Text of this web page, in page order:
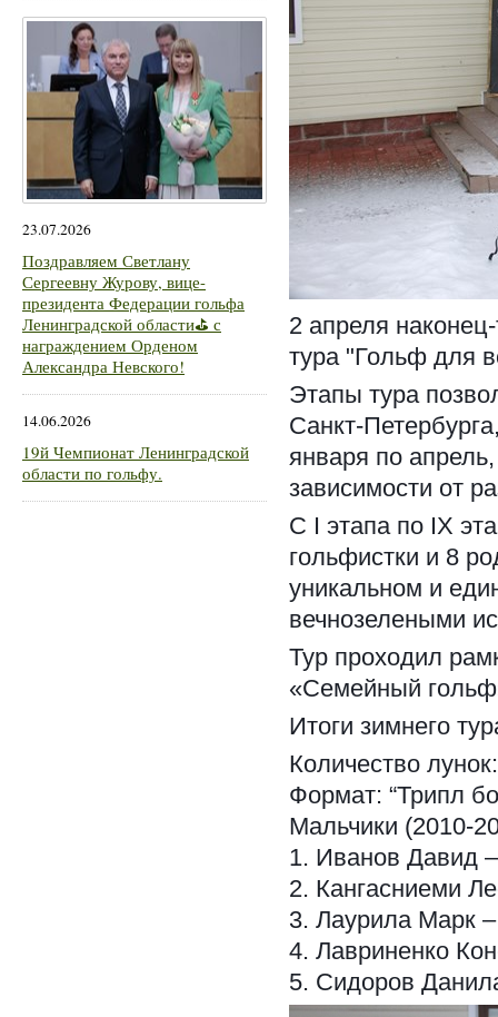
23.07.2026
Поздравляем Светлану
Сергеевну Журову, вице-
президента Федерации гольфа
Ленинградской области⛳ с
награждением Орденом
Александра Невского!
14.06.2026
19й Чемпионат Ленинградской
области по гольфу.
2 апреля
тура "Гольф для
Этапы тура
Санкт-
января по
зависимости от
С I этапа по IX
гольфистки и 8
уникальном и
вечнозелеными
Тур проходил
«Семейный
Итоги зимнего
Количество
Формат: “Трипл
Мальчики (2010-
1. Иванов Давид
2. Кангасниеми
3. Лаурила Марк –
4. Лавриненко
5. Сидоров